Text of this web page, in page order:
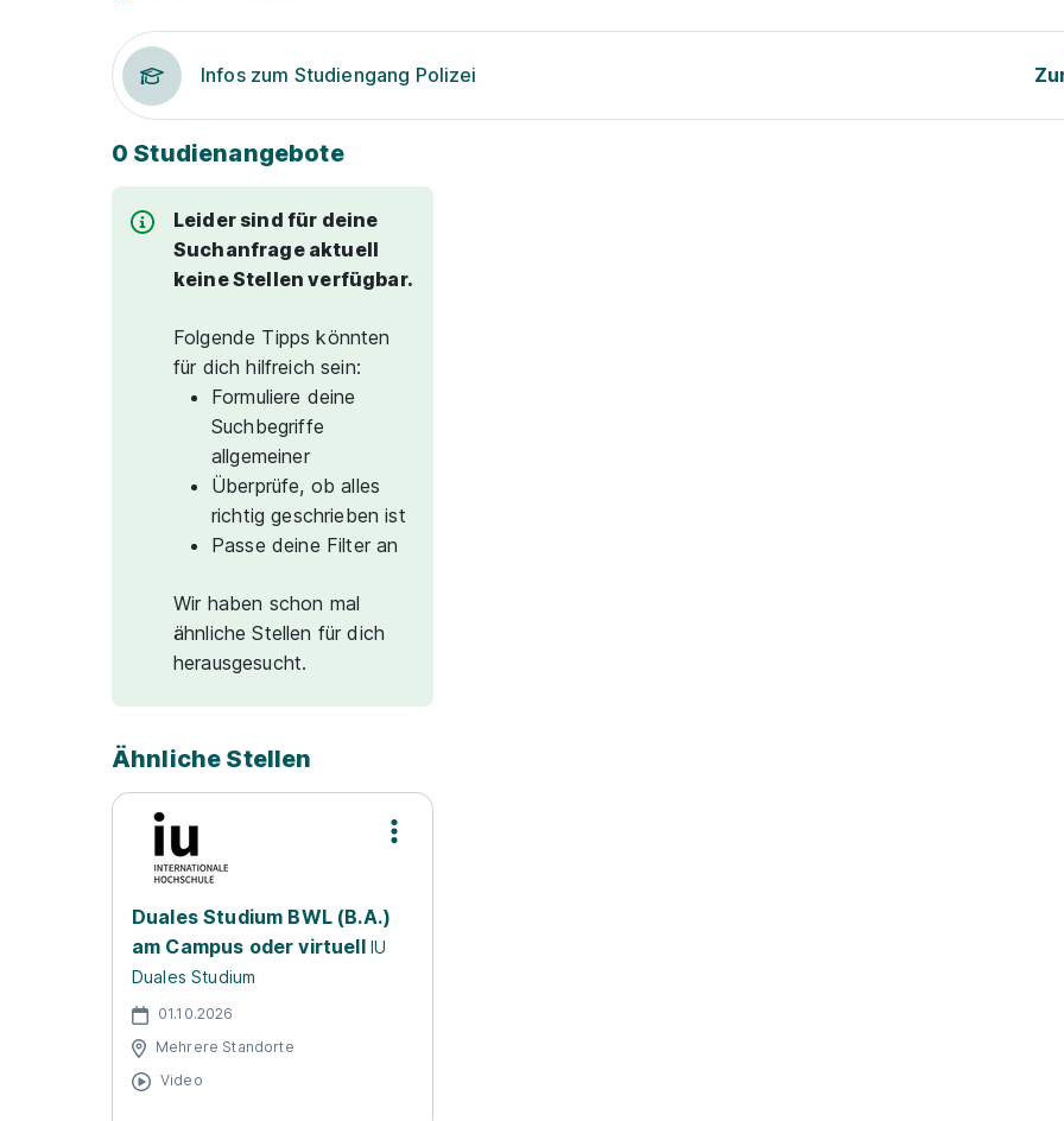
Infos zum Studiengang Polizei
0 Studienangebote
Leider sind für deine
Suchanfrage aktuell
keine Stellen verfügbar.
Folgende Tipps könnten
für dich hilfreich sein:
Formuliere deine
Suchbegriffe
allgemeiner
Überprüfe, ob alles
richtig geschrieben ist
Passe deine Filter an
Wir haben schon mal
ähnliche Stellen für dich
herausgesucht.
Ähnliche Stellen
Duales Studium BWL (B.A.)
am Campus oder virtuell IU
Duales Studium
01.10.2026
Mehrere Standorte
Video